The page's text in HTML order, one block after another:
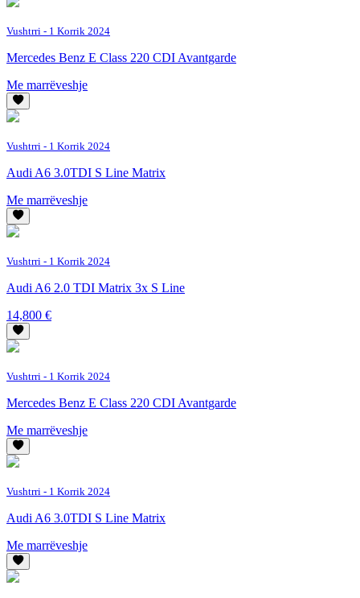
Vushtrri - 1 Korrik 2024
Mercedes Benz E Class 220 CDI Avantgarde
Me marrëveshje
Vushtrri - 1 Korrik 2024
Audi A6 3.0TDI S Line Matrix
Me marrëveshje
Vushtrri - 1 Korrik 2024
Audi A6 2.0 TDI Matrix 3x S Line
14,800 €
Vushtrri - 1 Korrik 2024
Mercedes Benz E Class 220 CDI Avantgarde
Me marrëveshje
Vushtrri - 1 Korrik 2024
Audi A6 3.0TDI S Line Matrix
Me marrëveshje